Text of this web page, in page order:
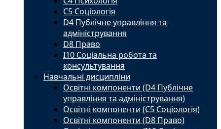
С5 Соціологія
D4 Публічне управління та
адміністрування
D8 Право
I10 Соціальна робота та
консультування
Навчальні дисципліни
Освітні компоненти (D4 Публічне
управління та адміністрування)
Освітні компоненти (С5 Соціологія)
Освітні компоненти (D8 Право)